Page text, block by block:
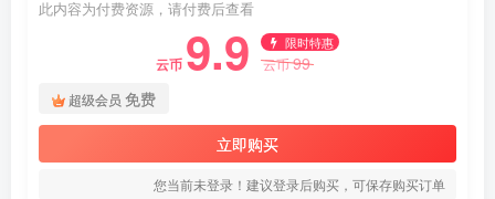
此内容为付费资源，请付费后查看
云币 9.9 限时特惠
云币99
超级会员 免费
立即购买
您当前未登录！建议登录后购买，可保存购买订单